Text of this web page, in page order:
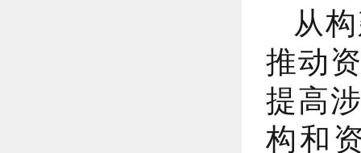
从
推动
提高
构和